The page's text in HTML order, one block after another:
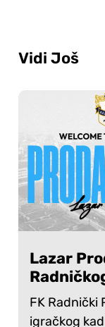
Vidi Još
Lazar
FK Radnički
igračkog